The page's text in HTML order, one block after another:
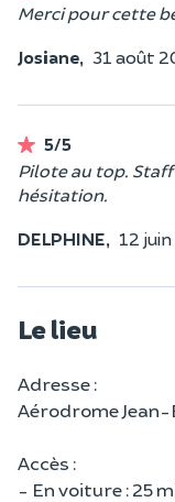
Merci pour cette
Josiane, 31 août
5/5
Pilote au top.
hésitation.
DELPHINE, 12
Le lieu
Adresse :
Aérodrome
Accès :
- En voiture : 25